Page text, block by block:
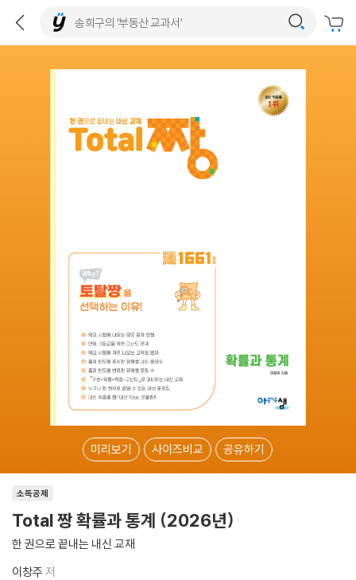
미리보기 사이즈비교 공유하기
소득공제
Total 짱 확률과 통계 (2026년)
한 권으로 끝내는 내신 교재
이창주 저